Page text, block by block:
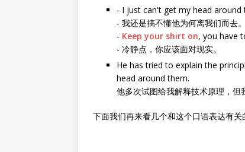
- I just can't get my head
- 我还是搞不懂他为何离我们而去。
- Keep your shirt on, you have
- 冷静点，你应该面对现实。
He has tried to explain the
head around them.
他多次试图给我解释技术原理，但
下面我们再来看几个和这个口语表达有关